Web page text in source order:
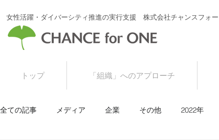
女性活躍・ダイバーシティ推進の実行支援 株式会社チャンスフォ
トップ 「組織」へのアプローチ
全ての記事 メディア 企業 その他 2022年